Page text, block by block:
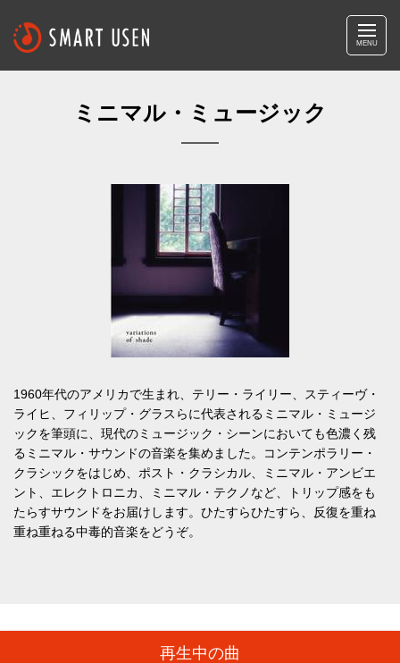
MENU
ミニマル・ミュージック
1960年代のアメリカで生まれ、テリー・ライリー、スティーヴ・
ライヒ、フィリップ・グラスらに代表されるミニマル・ミュージ
ックを筆頭に、現代のミュージック・シーンにおいても色濃く残
るミニマル・サウンドの音楽を集めました。コンテンポラリー・
クラシックをはじめ、ポスト・クラシカル、ミニマル・アンビエ
ント、エレクトロニカ、ミニマル・テクノなど、トリップ感をも
たらすサウンドをお届けします。ひたすらひたすら、反復を重ね
重ね重ねる中毒的音楽をどうぞ。
再生中の曲